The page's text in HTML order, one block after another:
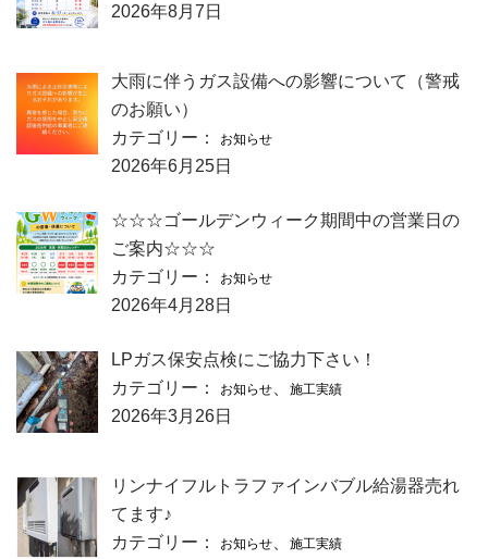
2026年8月7日
大雨に伴うガス設備への影響について（警戒
のお願い）
カテゴリー：
お知らせ
2026年6月25日
☆☆☆ゴールデンウィーク期間中の営業日の
ご案内☆☆☆
カテゴリー：
お知らせ
2026年4月28日
LPガス保安点検にご協力下さい！
カテゴリー：
お知らせ 施工実績
2026年3月26日
リンナイフルトラファインバブル給湯器売れ
てます♪
カテゴリー：
お知らせ 施工実績